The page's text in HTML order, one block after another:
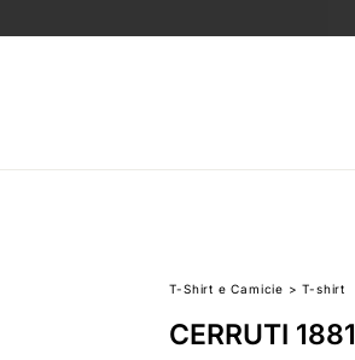
T-Shirt e Camicie >T-shirt
CERRUTI 1881